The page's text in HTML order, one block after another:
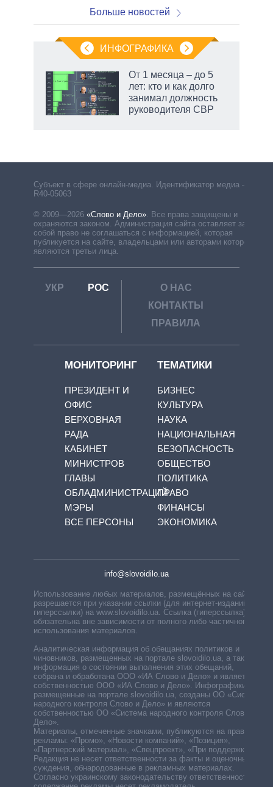
Больше новостей
ИНФОГРАФИКА
От 1 месяца – до 5
лет: кто и как долго
занимал должность
руководителя СВР
Субъект в сфере онлайн-медиа. Идентификатор медиа –
R40-05063
© 2009—2026 «Слово и Дело». Все права защищены и
охраняются законом. Администрация сайта оставляет за
собой право не соглашаться с информацией, которая
публикуется на сайте, владельцами или авторами которой
являются третьи лица.
УКР РОС
О НАС
КОНТАКТЫ
ПРАВИЛА
МОНИТОРИНГ
ПРЕЗИДЕНТ И
ОФИС
ВЕРХОВНАЯ
РАДА
КАБИНЕТ
МИНИСТРОВ
ГЛАВЫ
ОБЛАДМИНИСТРАЦИЙ
МЭРЫ
ВСЕ ПЕРСОНЫ
ТЕМАТИКИ
БИЗНЕС
КУЛЬТУРА
НАУКА
НАЦИОНАЛЬНАЯ
БЕЗОПАСНОСТЬ
ОБЩЕСТВО
ПОЛИТИКА
ПРАВО
ФИНАНСЫ
ЭКОНОМИКА
info@slovoidilo.ua
Использование любых материалов, размещённых на сайте,
разрешается при указании ссылки (для интернет-изданий —
гиперссылки) на www.slovoidilo.ua. Ссылка (гиперссылка)
обязательна вне зависимости от полного либо частичного
использования материалов.
Аналитическая информация об обещаниях политиков и
чиновников, размещенных на портале slovoidilo.ua, а также
информация о состоянии выполнения этих обещаний,
собрана и обработана ООО «ИА Слово и Дело» и является
собственностью ООО «ИА Слово и Дело». Инфографики,
размещенные на портале slovoidilo.ua, созданы ОО «Система
народного контроля Слово и Дело» и являются
собственностью ОО «Система народного контроля Слово и
Дело».
Материалы, отмеченные значками, публикуются на правах
рекламы: «Промо», «Новости компаний», «Позиция»,
«Партнерский материал», «Спецпроект», «При поддержке».
Редакция не несет ответственности за факты и оценочные
суждения, обнародованные в рекламных материалах.
Согласно украинскому законодательству ответственность за